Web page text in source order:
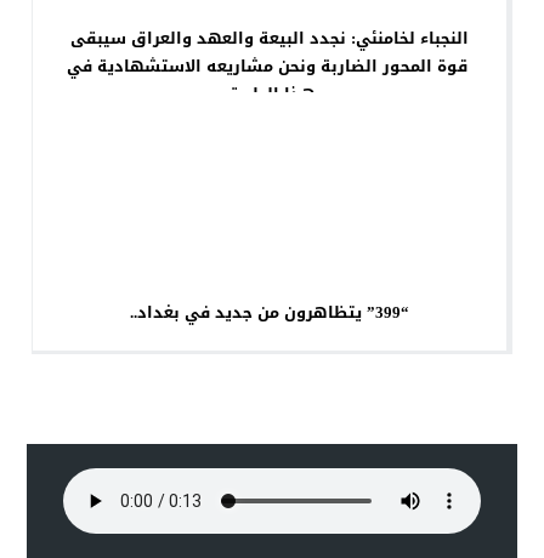
النجباء لخامنئي: نجدد البيعة والعهد والعراق سيبقى
قوة المحور الضاربة ونحن مشاريعه الاستشهادية في
هذا الطريق
“399” يتظاهرون من جديد في بغداد..